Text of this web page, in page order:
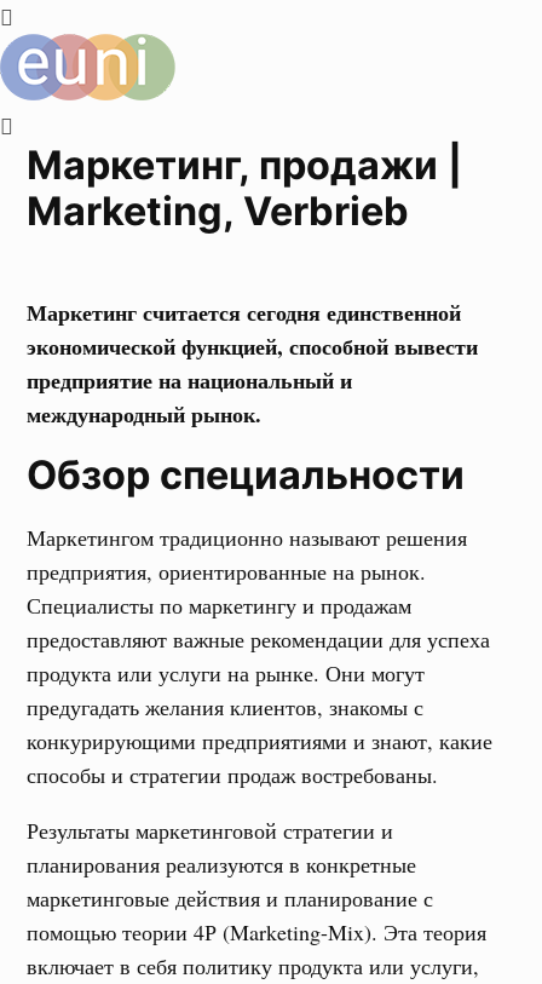
Маркетинг, продажи |
Marketing, Verbrieb
Маркетинг считается сегодня единственной
экономической функцией, способной вывести
предприятие на национальный и
международный рынок.
Обзор специальности
Маркетингом традиционно называют решения
предприятия, ориентированные на рынок.
Специалисты по маркетингу и продажам
предоставляют важные рекомендации для успеха
продукта или услуги на рынке. Они могут
предугадать желания клиентов, знакомы с
конкурирующими предприятиями и знают, какие
способы и стратегии продаж востребованы.
Результаты маркетинговой стратегии и
планирования реализуются в конкретные
маркетинговые действия и планирование с
помощью теории 4Р (Marketing-Mix). Эта теория
включает в себя политику продукта или услуги,